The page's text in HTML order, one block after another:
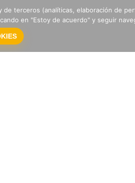
terceros (analíticas, elaboración de
en "Estoy de acuerdo" y seguir